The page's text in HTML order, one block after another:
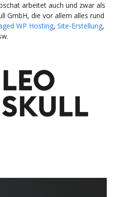
arbeitet auch und zwar als
GmbH, die vor allem alles rund
WP Hosting, Site-Erstellung,